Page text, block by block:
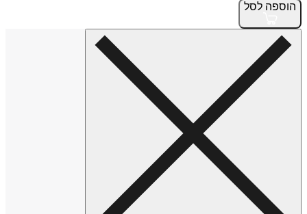
הוספה לסל